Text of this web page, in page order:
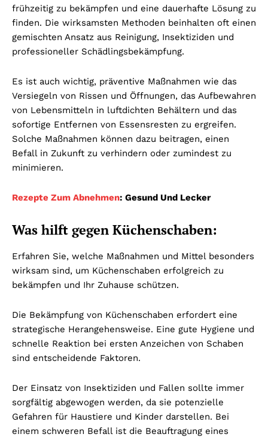
frühzeitig zu bekämpfen und eine dauerhafte Lösung zu
finden. Die wirksamsten Methoden beinhalten oft einen
gemischten Ansatz aus Reinigung, Insektiziden und
professioneller Schädlingsbekämpfung.
Es ist auch wichtig, präventive Maßnahmen wie das
Versiegeln von Rissen und Öffnungen, das Aufbewahren
von Lebensmitteln in luftdichten Behältern und das
sofortige Entfernen von Essensresten zu ergreifen.
Solche Maßnahmen können dazu beitragen, einen
Befall in Zukunft zu verhindern oder zumindest zu
minimieren.
Rezepte Zum Abnehmen: Gesund Und Lecker
Was hilft gegen Küchenschaben:
Erfahren Sie, welche Maßnahmen und Mittel besonders
wirksam sind, um Küchenschaben erfolgreich zu
bekämpfen und Ihr Zuhause schützen.
Die Bekämpfung von Küchenschaben erfordert eine
strategische Herangehensweise. Eine gute Hygiene und
schnelle Reaktion bei ersten Anzeichen von Schaben
sind entscheidende Faktoren.
Der Einsatz von Insektiziden und Fallen sollte immer
sorgfältig abgewogen werden, da sie potenzielle
Gefahren für Haustiere und Kinder darstellen. Bei
einem schweren Befall ist die Beauftragung eines